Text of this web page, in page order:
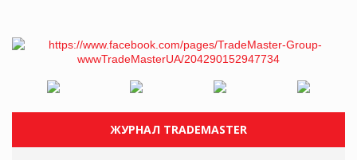
ЖУРНАЛ TRADEMASTER